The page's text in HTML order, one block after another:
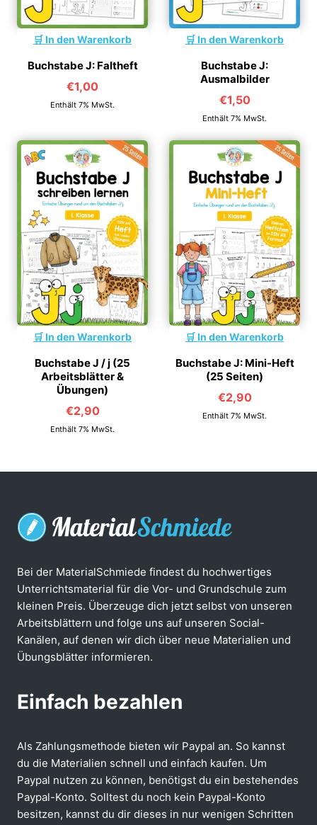
In den Warenkorb
Buchstabe J: Faltheft
€1,00
Enthält 7% MwSt.
In den Warenkorb
Buchstabe J:
Ausmalbilder
€1,50
Enthält 7% MwSt.
In den Warenkorb
Buchstabe J / j (25
Arbeitsblätter &
Übungen)
€2,90
Enthält 7% MwSt.
In den Warenkorb
Buchstabe J: Mini-Heft
(25 Seiten)
€2,90
Enthält 7% MwSt.
Bei der MaterialSchmiede findest du hochwertiges
Unterrichtsmaterial für die Vor- und Grundschule zum
kleinen Preis. Überzeuge dich jetzt selbst von unseren
Arbeitsblättern und folge uns auf unseren Social-
Kanälen, auf denen wir dich über neue Materialien und
Übungsblätter informieren.
Einfach bezahlen
Als Zahlungsmethode bieten wir Paypal an. So kannst
du die Materialien schnell und einfach kaufen. Um
Paypal nutzen zu können, benötigst du ein bestehendes
Paypal-Konto. Solltest du noch kein Paypal-Konto
besitzen, kannst du dir dieses in nur wenigen Schritten